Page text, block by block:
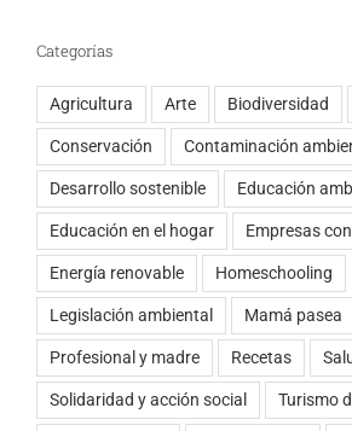
Categorías
Agricultura Arte Biodiversidad
Conservación Contaminación
Desarrollo sostenible Educación
Educación en el hogar Empresas
Energía renovable Homeschooling
Legislación ambiental Mamá pasea
Profesional y madre Recetas
Solidaridad y acción social Turismo